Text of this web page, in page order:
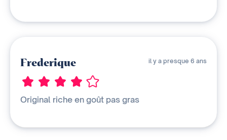
Frederique il y a presque 6 ans
Original riche en goût pas gras